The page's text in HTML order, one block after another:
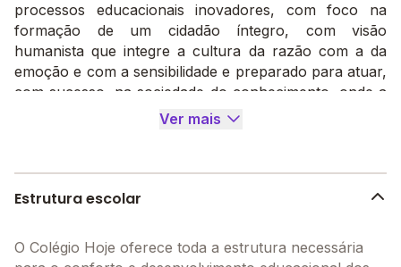
processos educacionais inovadores, com foco na
formação de um cidadão íntegro, com visão
humanista que integre a cultura da razão com a da
emoção e com a sensibilidade e preparado para atuar,
com sucesso, na sociedade do conhecimento, onde a
inovação e o aprendizado contínuos são valores
tecnologia, oferecendo atividades que desenvolvem
suas capacidades de raciocínio, comunicação e
Education
Ver mais
Estrutura escolar
O Colégio Hoje oferece toda a estrutura necessária